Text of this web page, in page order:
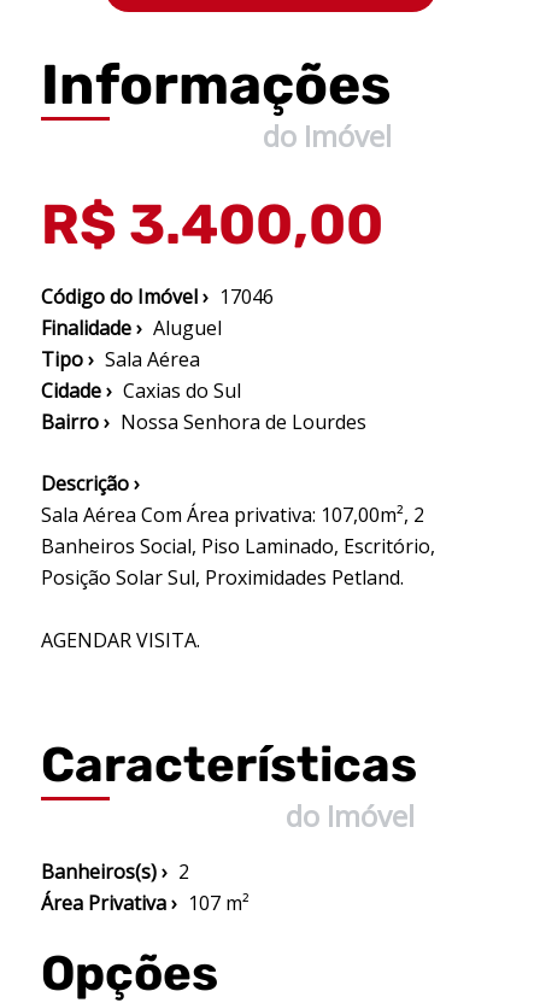
Informações
do Imóvel
R$ 3.400,00
Código do Imóvel › 17046
Finalidade › Aluguel
Tipo › Sala Aérea
Cidade › Caxias do Sul
Bairro › Nossa Senhora de Lourdes
Descrição ›
Sala Aérea Com Área privativa: 107,00m², 2
Banheiros Social, Piso Laminado, Escritório,
Posição Solar Sul, Proximidades Petland.
AGENDAR VISITA.
Características
do Imóvel
Banheiros(s) › 2
Área Privativa › 107 m²
Opções